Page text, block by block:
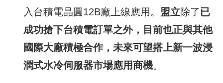
入台積電晶圓12B廠上線應用。 盟立除了已
成功搶下台積電訂單之外，目前也正與其他
國際大廠積極合作，未來可望搭上新一波浸
潤式水冷伺服器市場應用商機。